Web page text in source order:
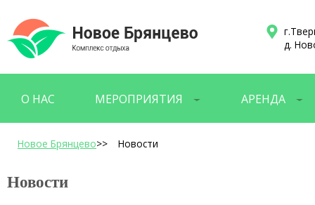
д.
О НАС МЕРОПРИЯТИЯ АРЕНДА
Новое Брянцево>> Новости
Новости